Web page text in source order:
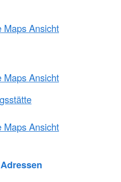
Maps Ansicht
Maps Ansicht
Maps Ansicht
Adressen